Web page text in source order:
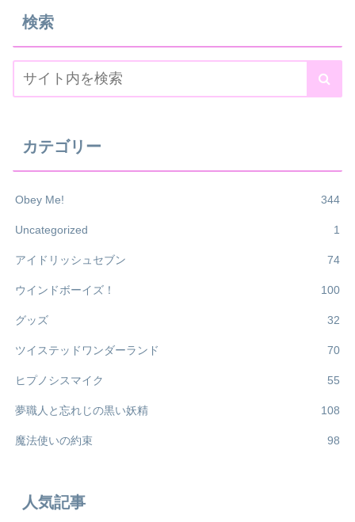
検索
カテゴリー
Obey Me! 344
Uncategorized 1
アイドリッシュセブン 74
ウインドボーイズ！ 100
グッズ 32
ツイステッドワンダーランド 70
ヒプノシスマイク 55
夢職人と忘れじの黒い妖精 108
魔法使いの約束 98
人気記事